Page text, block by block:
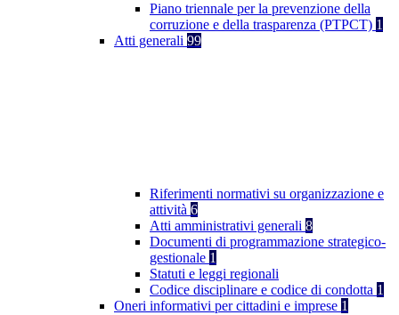
Piano triennale per la prevenzione della
corruzione e della trasparenza (PTPCT) 1
Atti generali 99
Riferimenti normativi su organizzazione e
attività 6
Atti amministrativi generali 8
Documenti di programmazione strategico-
gestionale 1
Statuti e leggi regionali
Codice disciplinare e codice di condotta 1
Oneri informativi per cittadini e imprese 1